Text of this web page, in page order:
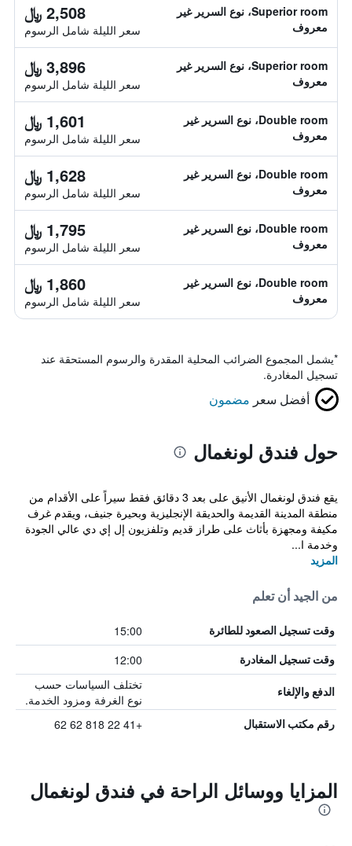
Superior room، نوع السرير غير
معروف
2,508 ﷼
سعر الليلة شامل الرسوم
Superior room، نوع السرير غير
معروف
3,896 ﷼
سعر الليلة شامل الرسوم
Double room، نوع السرير غير
معروف
1,601 ﷼
سعر الليلة شامل الرسوم
Double room، نوع السرير غير
معروف
1,628 ﷼
سعر الليلة شامل الرسوم
Double room، نوع السرير غير
معروف
1,795 ﷼
سعر الليلة شامل الرسوم
Double room، نوع السرير غير
معروف
1,860 ﷼
سعر الليلة شامل الرسوم
*يشمل المجموع الضرائب المحلية المقدرة والرسوم المستحقة عند
تسجيل المغادرة.
أفضل سعر مضمون
حول فندق لونغمال
يقع فندق لونغمال الأنيق على بعد 3 دقائق فقط سيراً على الأقدام من
منطقة المدينة القديمة والحديقة الإنجليزية وبحيرة جنيف، ويقدم غرف
مكيفة ومجهزة بأثاث على طراز قديم وتلفزيون إل إي دي عالي الجودة
وخدمة ا...
المزيد
من الجيد أن تعلم
وقت تسجيل الصعود للطائرة 15:00
وقت تسجيل المغادرة 12:00
الدفع والإلغاء
تختلف السياسات حسب
نوع الغرفة ومزود الخدمة.
رقم مكتب الاستقبال +41 22 818 62 62
المزايا ووسائل الراحة في فندق لونغمال